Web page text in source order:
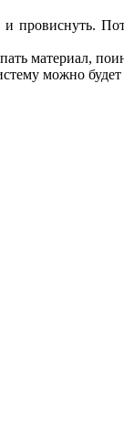
провиснуть.
материал,
можно будет